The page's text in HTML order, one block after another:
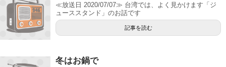
≪放送日 2020/07/07≫ 台湾では、よく見かけます「ジ
ューススタンド」のお話です
記事を読む
冬はお鍋で